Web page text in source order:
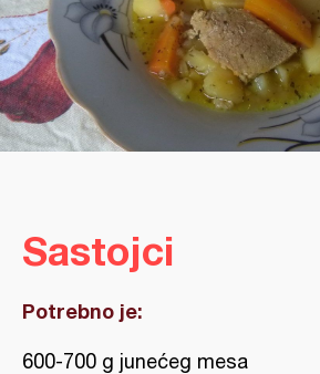
Sastojci
Potrebno je:
600-700 g junećeg mesa